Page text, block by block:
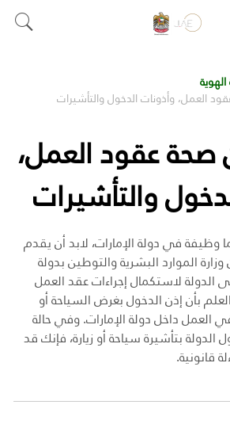
العمل، وأذونات الدخول والتأشيرات
صحة عقود العمل،
والتأشيرات
في دولة الإمارات، لابد أن يقدم
الموارد البشرية والتوطين بدولة
الدولة لاستكمال إجراءات عقد العمل
بأن إذن الدخول بغرض السياحة أو
العمل داخل دولة الإمارات. وفي حالة
بتأشيرة سياحة أو زيارة، فإنك قد
قانونية.